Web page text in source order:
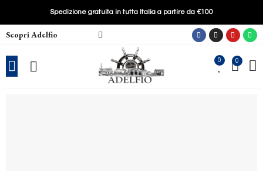
Spedizione gratuita in tutta Italia a partire da €100
Scopri Adelfio
0 0